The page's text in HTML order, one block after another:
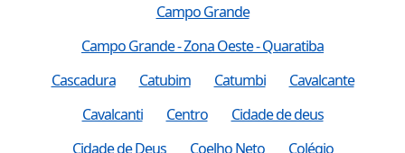
Campo Grande
Campo Grande - Zona Oeste - Quaratiba
Cascadura
Catubim Catumbi
Cavalcante
Cavalcanti
Centro
Cidade de deus
Cidade de Deus
Coelho Neto
Colégio